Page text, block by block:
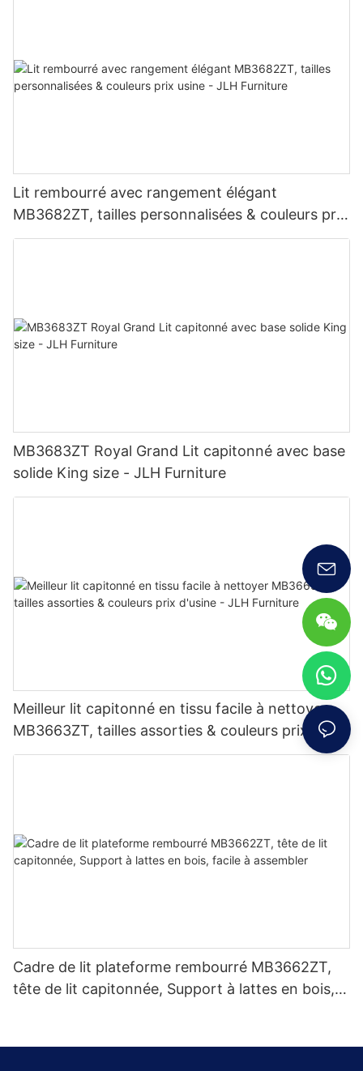
Lit rembourré avec rangement élégant
MB3682ZT, tailles personnalisées & couleurs prix
usine - JLH Furniture
MB3683ZT Royal Grand Lit capitonné avec base
solide King size - JLH Furniture
Meilleur lit capitonné en tissu facile à nettoyer
MB3663ZT, tailles assorties & couleurs prix
d'usine - JLH Furniture
Cadre de lit plateforme rembourré MB3662ZT,
tête de lit capitonnée, Support à lattes en bois,